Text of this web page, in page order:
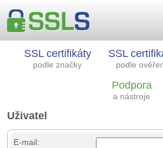
SSL certifikáty
podle značky
SSL
podle
Podpora
a nástroje
Uživatel
E-mail: